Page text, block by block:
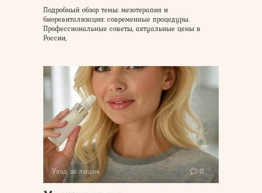
Подробный обзор темы: мезотерапия и
биоревитализация: современные процедуры.
Профессиональные советы, актуальные цены в
России,
Уход за лицом 0